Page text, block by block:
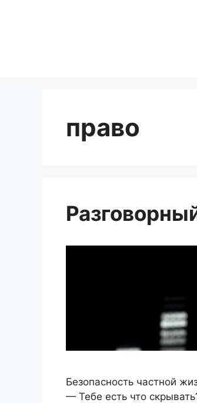
право
Безопасность частной
— Тебе есть что